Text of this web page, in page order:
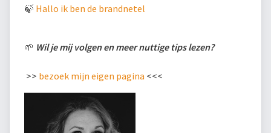
🍃 Hallo ik ben de brandnetel
🌱 Wil je mij volgen en meer nuttige tips lezen?
>> bezoek mijn eigen pagina <<<